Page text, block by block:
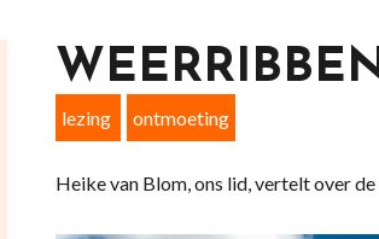
lezing ontmoeting
Heike van Blom, ons lid, vertelt over